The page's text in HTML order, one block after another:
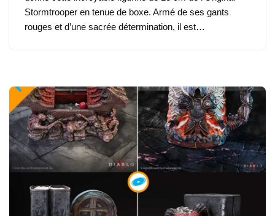
Stormtrooper en tenue de boxe. Armé de ses gants
rouges et d’une sacrée détermination, il est…